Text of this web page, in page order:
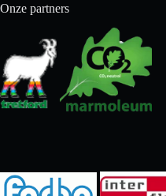
Onze partners